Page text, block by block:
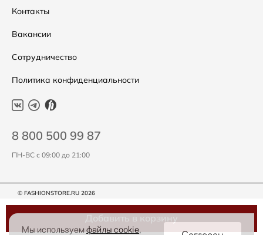
Добавить в корзину
Контакты
Вакансии
Сотрудничество
Политика конфиденциальности
8 800 500 99 87
ПН-ВС с 09:00 до 21:00
© FASHIONSTORE.RU 2026
Мы используемфайлы cookie